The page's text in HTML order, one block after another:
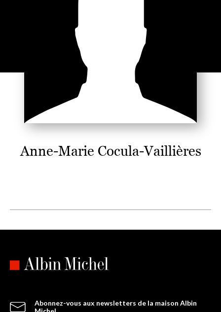
Anne-Marie Cocula-Vaillières
Abonnez-vous aux newsletters de la maison Albin